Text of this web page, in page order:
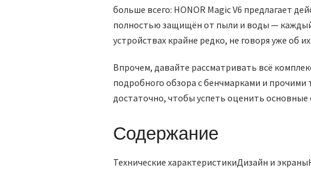
больше всего: HONOR Magic V6 предлагает
полностью защищён от пыли и воды —
устройствах крайне редко, не говоря уже об
Впрочем, давайте рассматривать всё
подробного обзора с бенчмарками и прочими
достаточно, чтобы успеть оценить основные
Содержание
Технические характеристикиДизайн и